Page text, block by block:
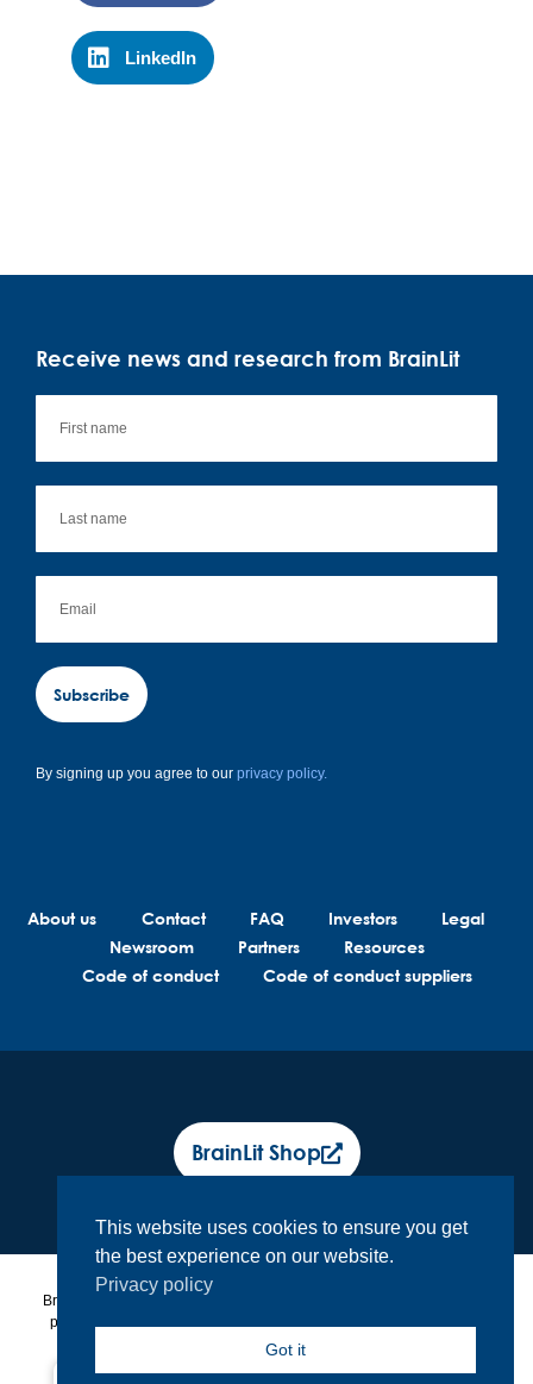
LinkedIn
Receive news and research from BrainLit
Subscribe
By signing up you agree to our privacy policy.
About us Contact FAQ Investors
Legal
Newsroom
Partners
Resources
Code of conduct
Code of conduct suppliers
BrainLit Shop
BrainLit® products and services are not intended to diagnose, treat or
prevent any medical conditions. BrainLit® is not responsible for any
healthcare related decisions made by the end user, including
This website uses cookies to ensure you get
the best experience on our website.
Privacy policy
Got it